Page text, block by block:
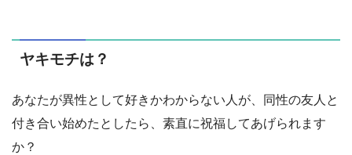
ヤキモチは？
あなたが異性として好きかわからない人が、同性の友人と
付き合い始めたとしたら、素直に祝福してあげられます
か？